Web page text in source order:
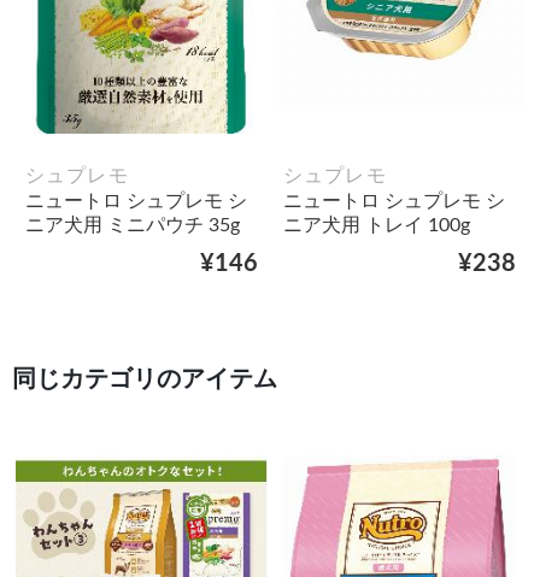
シュプレモ
ニュートロ シュプレモ シ
ニア犬用 ミニパウチ 35g
¥146
シュプレモ
ニュートロ シュプレモ シ
ニア犬用 トレイ 100g
¥238
同じカテゴリのアイテム